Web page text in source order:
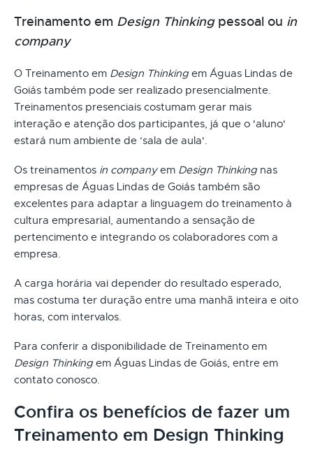
Treinamento em Design Thinkingpessoal ou in
company
O Treinamento em Design Thinking em Águas Lindas de
Goiás também pode ser realizado presencialmente.
Treinamentos presenciais costumam gerar mais
interação e atenção dos participantes, já que o 'aluno'
estará num ambiente de ‘sala de aula'.
Os treinamentos in companyem Design Thinking nas
empresas de Águas Lindas de Goiás também são
excelentes para adaptar a linguagem do treinamento à
cultura empresarial, aumentando a sensação de
pertencimento e integrando os colaboradores com a
empresa.
A carga horária vai depender do resultado esperado,
mas costuma ter duração entre uma manhã inteira e oito
horas, com intervalos.
Para conferir a disponibilidade de Treinamento em
Design Thinking em Águas Lindas de Goiás, entre em
contato conosco.
Confira os benefícios de fazer um
Treinamento em Design Thinking